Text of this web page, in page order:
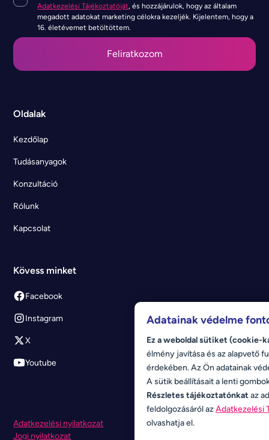
Adatkezelési Tájékoztatóját, és hozzájárulok, hogy az általam
megadott adatokat marketing célokra kezeljék. Kijelentem, hogy a
16. életévemet betöltöttem.
Oldalak
Kezdőlap
Tudásanyagok
Konzultáció
Rólunk
Kapcsolat
Kövess minket
Facebook
Instagram
X
Youtube
Adatkezelési nyilatkozat
Jogi nyilatkozat
Adatainak védelme
Ez a weboldal sütiket (cookie-
élmény javítása és az alapvető
érdekében. Az Ön adatainak
A sütik beállításait a lenti
Részletes tájékoztatónkat az
feldolgozásáról azAdatkezelési
olvashatja el.